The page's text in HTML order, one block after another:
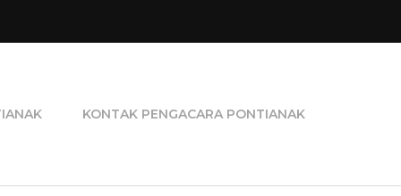
KONTAK PENGACARA PONTIANAK